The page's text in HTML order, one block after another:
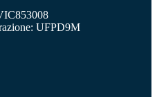
UFPD9M